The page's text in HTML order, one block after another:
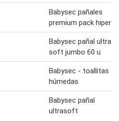
Babysec pañales
premium pack hiper
Babysec pañal ultra
soft jumbo 60 u
Babysec - toallitas
húmedas
Babysec pañal
ultrasoft